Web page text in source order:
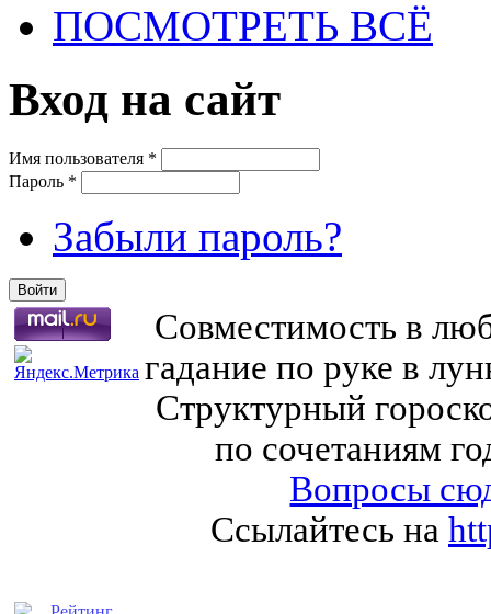
ПОСМОТРЕТЬ ВСЁ
Вход на сайт
Имя пользователя *
Пароль *
Забыли пароль?
Совместимость в
гадание по руке в
Структурный
по сочетаниям
Вопросы
Ссылайтесь на